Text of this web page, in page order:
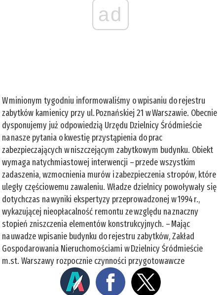
ad
W minionym tygodniu informowaliśmy o wpisaniu do rejestru
zabytków kamienicy przy ul. Poznańskiej 21 w Warszawie. Obecnie
dysponujemy już odpowiedzią Urzędu Dzielnicy Śródmieście
na nasze pytania o kwestię przystąpienia do prac
zabezpieczających w niszczejącym zabytkowym budynku. Obiekt
wymaga natychmiastowej interwencji – przede wszystkim
zadaszenia, wzmocnienia murów i zabezpieczenia stropów, które
uległy częściowemu zawaleniu. Władze dzielnicy powoływały się
dotychczas na wyniki ekspertyzy przeprowadzonej w 1994 r.,
wykazującej nieopłacalność remontu ze względu na znaczny
stopień zniszczenia elementów konstrukcyjnych. – Mając
na uwadze wpisanie budynku do rejestru zabytków, Zakład
Gospodarowania Nieruchomościami w Dzielnicy Śródmieście
m.st. Warszawy rozpocznie czynności przygotowawcze